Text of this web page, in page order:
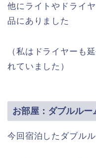
他にライトやドライ
品にありました
（私はドライヤーも
れていました）
お部屋：ダブルルー
今回宿泊したダブル